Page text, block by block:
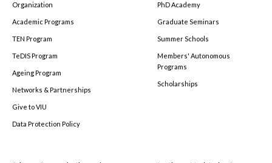
Organization
Academic Programs
TEN Program
TeDIS Program
Ageing Program
Networks & Partnerships
Give to VIU
Data Protection Policy
PhD Academy
Graduate Seminars
Summer Schools
Members' Autonomous
Programs
Scholarships